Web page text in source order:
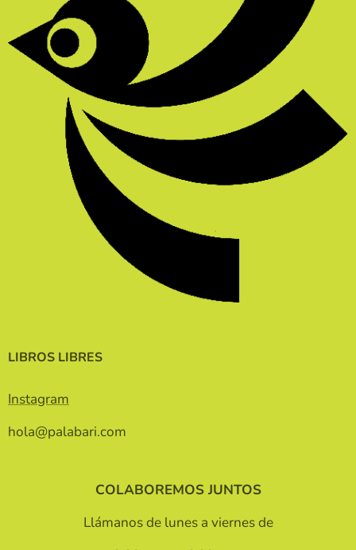
LIBROS LIBRES
Instagram
hola@palabari.com
COLABOREMOS JUNTOS
Llámanos de lunes a viernes de